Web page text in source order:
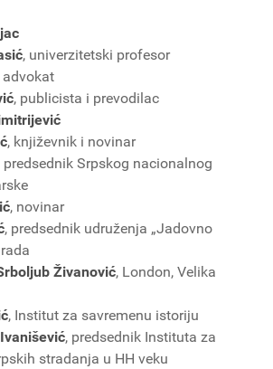
, univerzitetski profesor
advokat
, publicista i prevodilac
, književnik i novinar
predsednik Srpskog nacionalnog
, novinar
, predsednik udruženja „Jadovno
Živanović, London, Velika
, Institut za savremenu istoriju
, predsednik Instituta za
stradanja u HH veku